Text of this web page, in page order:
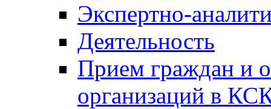
Экспертно-
Деятельность
Прием граждан и
организаций в